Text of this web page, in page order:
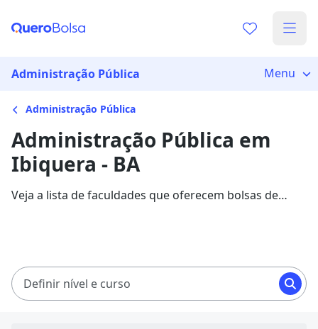
Administração Pública Menu
Administração Pública
Administração Pública em
Ibiquera - BA
Veja a lista de faculdades que oferecem bolsas de
Definir nível e curso